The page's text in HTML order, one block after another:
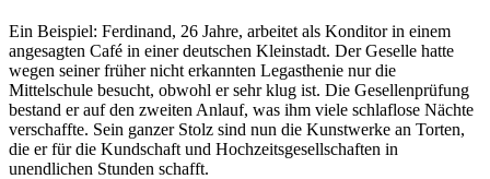
Ein Beispiel: Ferdinand, 26 Jahre, arbeitet als Konditor in einem
angesagten Café in einer deutschen Kleinstadt. Der Geselle hatte
wegen seiner früher nicht erkannten Legasthenie nur die
Mittelschule besucht, obwohl er sehr klug ist. Die Gesellenprüfung
bestand er auf den zweiten Anlauf, was ihm viele schlaflose Nächte
verschaffte. Sein ganzer Stolz sind nun die Kunstwerke an Torten,
die er für die Kundschaft und Hochzeitsgesellschaften in
unendlichen Stunden schafft.